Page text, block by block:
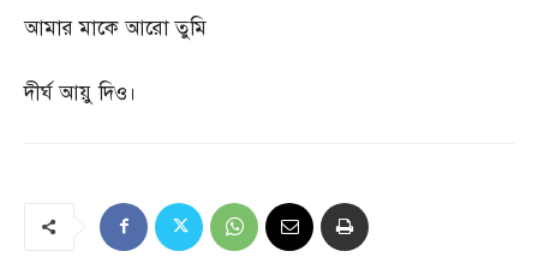
আমার মাকে আরো তুমি
দীর্ঘ আয়ু দিও।